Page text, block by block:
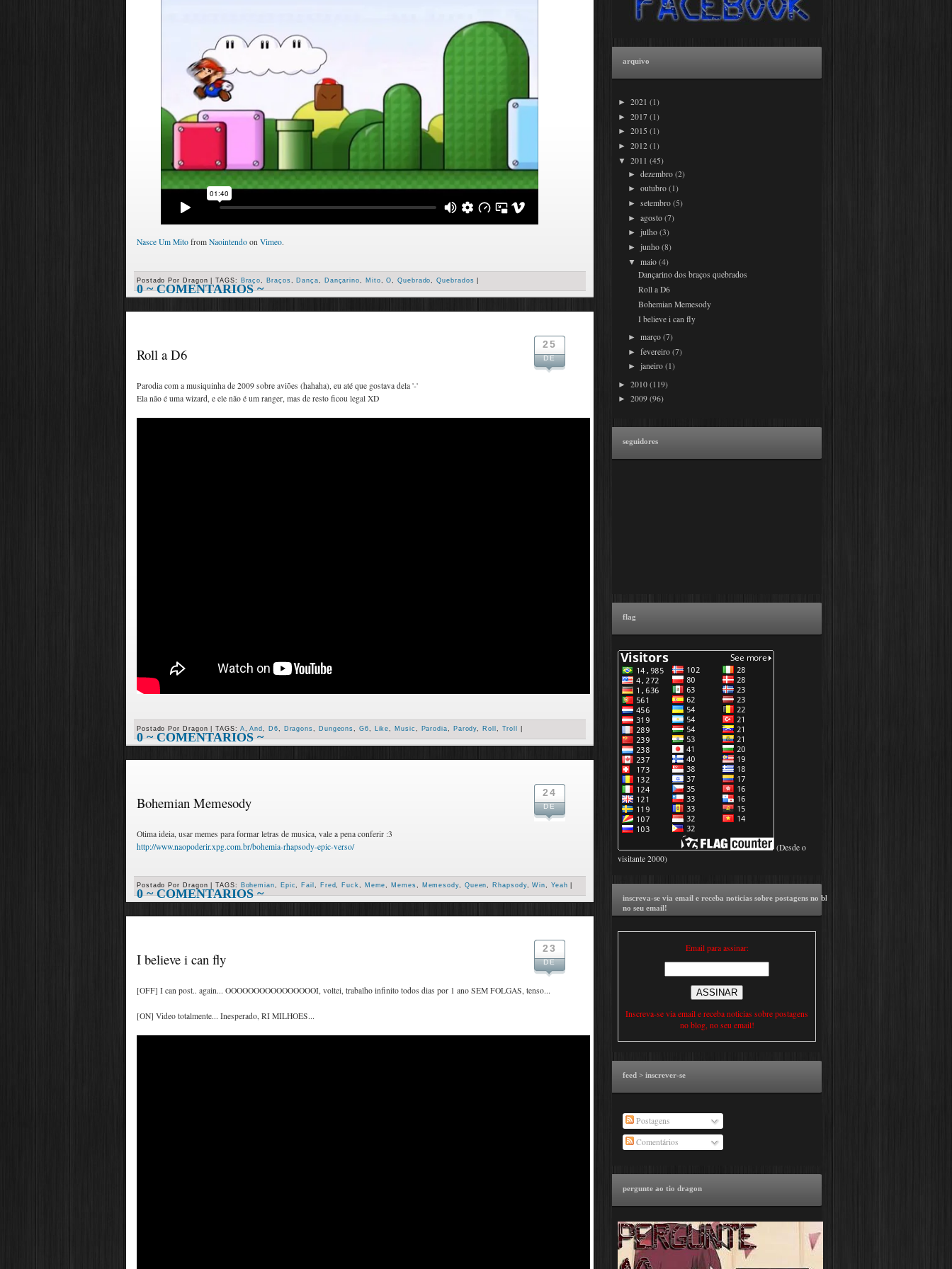
Nasce Um Mito from Naointendo on Vimeo.
Postado Por Dragon |TAGS: Braço, Braços, Dança, Dançarino, Mito,O,Quebrado,Quebrados
0 ~ COMENTARIOS ~
25
DE
Roll a D6
Parodia com a musiquinha de 2009 sobre aviões (hahaha), eu até que gostava dela '-'
Ela não é uma wizard, e ele não é um ranger, mas de resto ficou legal XD
Postado Por Dragon |TAGS: A,And, D6, Dragons, Dungeons,G6, Like, Music , Parodia, Parody, Roll , Troll
0 ~ COMENTARIOS ~
24
DE
Bohemian Memesody
Otima ideia, usar memes para formar letras de musica, vale a pena conferir :3
http://www.naopoderir.xpg.com.br/bohemia-rhapsody-epic-verso/
Postado Por Dragon |TAGS: Bohemian Epic Fail Fred Fuck Meme Memes Memesody, Queen Rhapsody,Win Yeah
0 ~ COMENTARIOS ~
23
DE
I believe i can fly
[OFF] I can post.. again... OOOOOOOOOOOOOOOOI, voltei, trabalho infinito todos dias por 1 ano SEM FOLGAS, tenso...
[ON] Video totalmente... Inesperado, RI MILHOES...
arquivo
► 2021 (1)
► 2017 (1)
► 2015 (1)
► 2012 (1)
▼ 2011 (45)
►dezembro(2)
►outubro(1)
►setembro(5)
►agosto(7)
►julho(3)
►junho(8)
▼maio(4)
Dançarino dos braços quebrados
Roll a D6
Bohemian Memesody
I believe i can fly
►março(7)
►fevereiro(7)
►janeiro(1)
► 2010 (119)
► 2009 (96)
seguidores
flag
(Desde o
visitante 2000)
inscreva-se via email e receba noticias sobre postagens no blog,
no seu email!
Email para assinar:
Inscreva-se via email e receba noticias sobre postagens
no blog, no seu email!
feed > inscrever-se
Postagens
Comentários
pergunte ao tio dragon